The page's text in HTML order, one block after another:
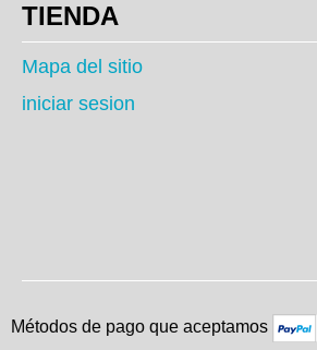
TIENDA
Mapa del sitio
iniciar sesion
Métodos de pago que aceptamos